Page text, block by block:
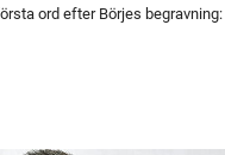
ord efter Börjes